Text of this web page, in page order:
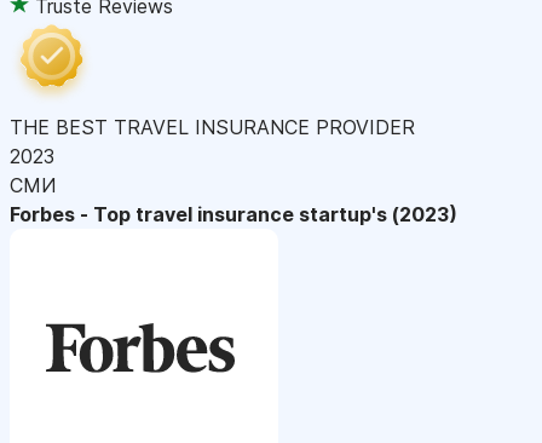
Truste Reviews
THE BEST TRAVEL INSURANCE PROVIDER
2023
СМИ
Forbes - Top travel insurance startup's (2023)